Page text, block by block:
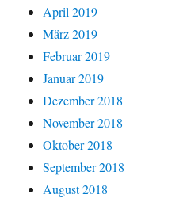
April 2019
März 2019
Februar 2019
Januar 2019
Dezember 2018
November 2018
Oktober 2018
September 2018
August 2018